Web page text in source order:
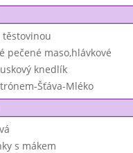
těstovinou
pečené maso,hlávkové
knedlík
Šťáva-Mléko
s mákem